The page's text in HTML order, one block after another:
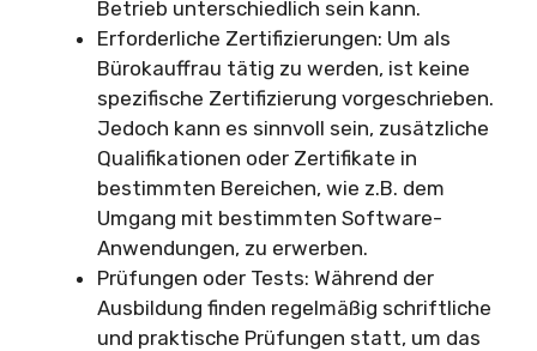
Betrieb unterschiedlich sein kann.
Erforderliche Zertifizierungen: Um als
Bürokauffrau tätig zu werden, ist keine
spezifische Zertifizierung vorgeschrieben.
Jedoch kann es sinnvoll sein, zusätzliche
Qualifikationen oder Zertifikate in
bestimmten Bereichen, wie z.B. dem
Umgang mit bestimmten Software-
Anwendungen, zu erwerben.
Prüfungen oder Tests: Während der
Ausbildung finden regelmäßig schriftliche
und praktische Prüfungen statt, um das